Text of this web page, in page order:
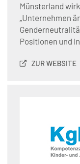
Münsterland
„Unternehmen
Positionen und
ZUR WEBSITE